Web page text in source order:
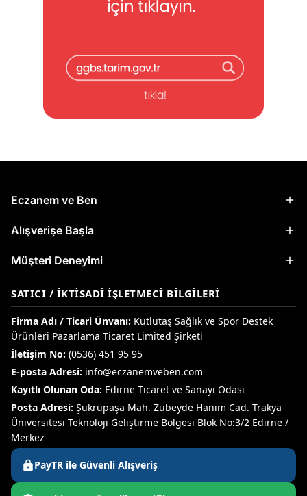
Eczanem ve Ben
Alışverişe Başla
Müşteri Deneyimi
SATICI / İKTISADI İŞLETMECI BILGILERI
Firma Adı / Ticari Ünvanı: Kutlutaş Sağlık ve Spor Destek
Ürünleri Pazarlama Ticaret Limited Şirketi
İletişim No: (0536) 451 95 95
E-posta Adresi: info@eczanemveben.com
Kayıtlı Olunan Oda: Edirne Ticaret ve Sanayi Odası
Posta Adresi: Şükrüpaşa Mah. Zübeyde Hanım Cad. Trakya
Üniversitesi Teknoloji Geliştirme Bölgesi Blok No:3/2 Edirne /
Merkez
PayTR ile Güvenli Alışveriş